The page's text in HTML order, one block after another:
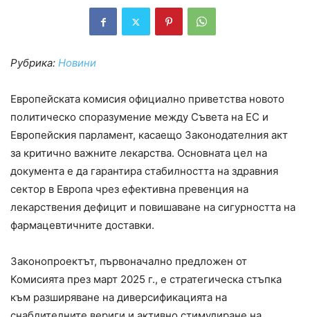
Рубрика: Новини
Европейската комисия официално приветства новото
политическо споразумение между Съвета на ЕС и
Европейския парламент, касаещо Законодателния акт
за критично важните лекарства. Основната цел на
документа е да гарантира стабилността на здравния
сектор в Европа чрез ефективна превенция на
лекарствения дефицит и повишаване на сигурността на
фармацевтичните доставки.
Законопроектът, първоначално предложен от
Комисията през март 2025 г., е стратегическа стъпка
към разширяване на диверсификацията на